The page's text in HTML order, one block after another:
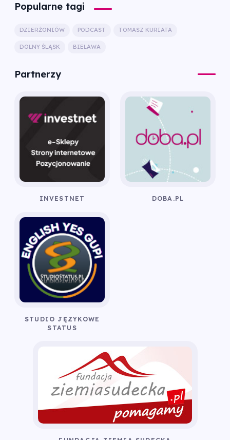
Popularne tagi
DZIERŻONIÓW PODCAST TOMASZ KURIATA
DOLNY ŚLĄSK BIELAWA
Partnerzy
INVESTNET DOBA.PL
STUDIO JĘZYKOWE
STATUS